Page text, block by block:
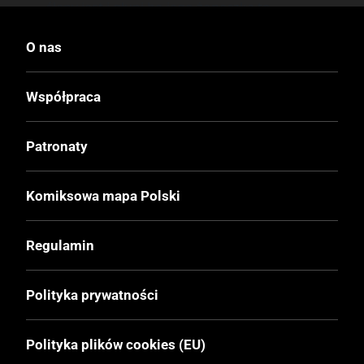
ślepy jest i głupi bo jego żoneczka to
tego.
vibem gangsta stajl o owej rodzince
opowiadająca. Z różnych stron, perspektyw,
pomysły, nieoczywiste rozdziały
dopełniające niuanse o bohaterach. To taka
bardziej telenowela aniżeli opowieść
Ale obcowanie z Centobucchimi to radocha
czysto komiksowa. Kocham Carlosa Trillo za
to, co stworzył w komiksowym świecie.
Spaghetti Bros to jedno z lepszych jego
wypocin.
Rysunkowo jest prze-ultra-pysznie. Kreska
O nas
Współpraca
Patronaty
Komiksowa mapa Polski
Regulamin
Polityka prywatności
Polityka plików cookies (EU)